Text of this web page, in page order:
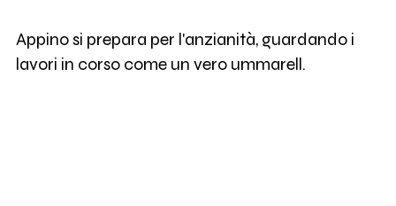
Appino si prepara per l'anzianità, guardando i
lavori in corso come un vero ummarell.